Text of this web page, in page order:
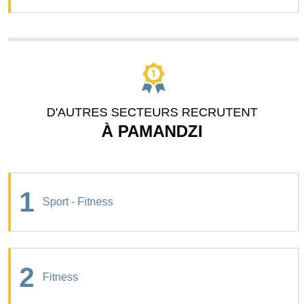
D'AUTRES SECTEURS RECRUTENT
À PAMANDZI
1 Sport - Fitness
2 Fitness